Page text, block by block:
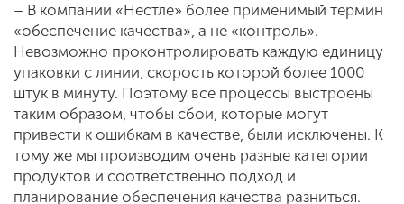
– В компании «Нестле» более применимый термин
«обеспечение качества», а не «контроль».
Невозможно проконтролировать каждую единицу
упаковки с линии, скорость которой более 1000
штук в минуту. Поэтому все процессы выстроены
таким образом, чтобы сбои, которые могут
привести к ошибкам в качестве, были исключены. К
тому же мы производим очень разные категории
продуктов и соответственно подход и
планирование обеспечения качества разниться.